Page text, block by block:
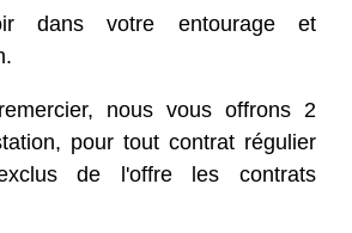
dans votre entourage et
nous vous offrons 2
pour tout contrat régulier
de l'offre les contrats